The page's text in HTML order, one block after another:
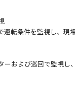
転条件を監視し、現
および巡回で監視し